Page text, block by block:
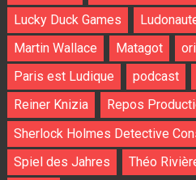
Lucky Duck Games
Martin Wallace
Matagot
Paris est Ludique
podcast
Reiner Knizia
Repos
Sherlock Holmes Detective
Spiel des Jahres
Théo